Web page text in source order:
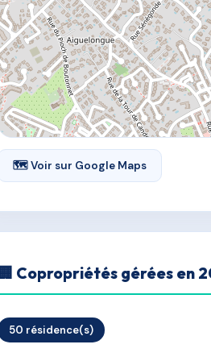
🗺 Voir sur Google Maps
🏢 Copropriétés gérées en
50 résidence(s)